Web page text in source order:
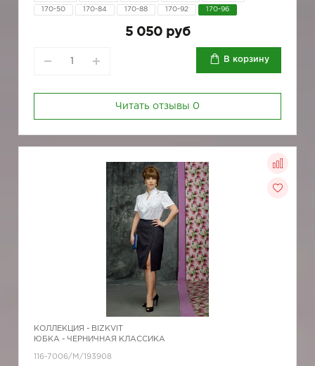
170-50 170-84 170-88 170-92 170-96
5 050 руб
В корзину
Читать отзывы 0
КОЛЛЕКЦИЯ - BIZKVIT
ЮБКА - ЧЕРНИЧНАЯ КЛАССИКА
116-7006/М/193908